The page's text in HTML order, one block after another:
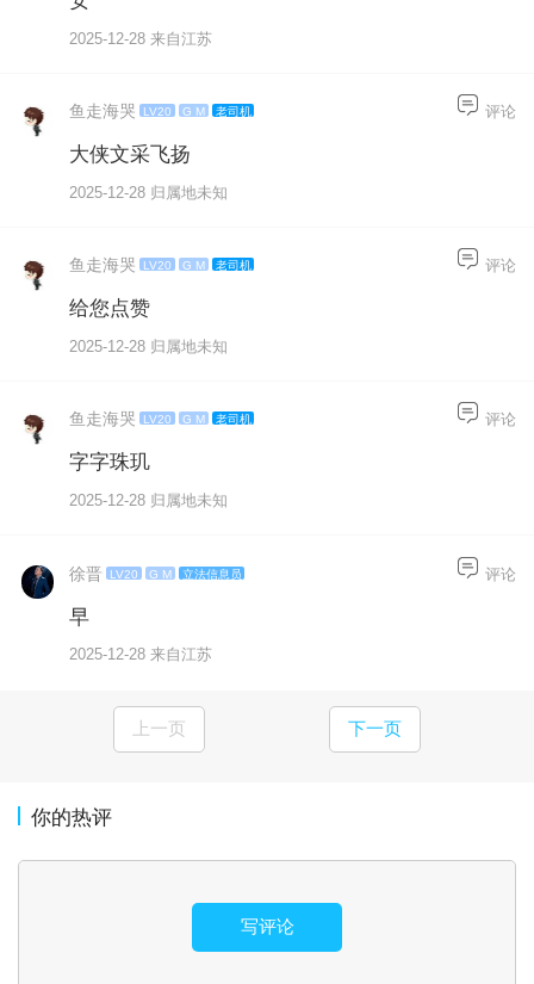
2025-12-28 来自江苏
鱼走海哭 LV20 G M 老司机
大侠文采飞扬
2025-12-28 归属地未知
评论
鱼走海哭 LV20 G M 老司机
给您点赞
2025-12-28 归属地未知
评论
鱼走海哭 LV20 G M 老司机
字字珠玑
2025-12-28 归属地未知
评论
徐晋 LV20 G M 立法信息员
早
2025-12-28 来自江苏
评论
上一页 下一页
你的热评
写评论